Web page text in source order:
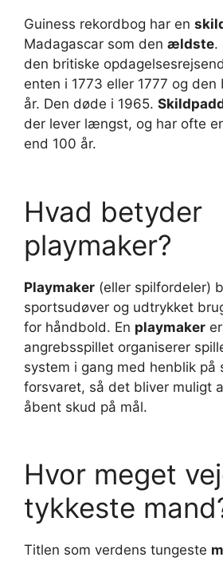
Guiness rekordbog har en
Madagascar som den ældste.
den britiske
enten i 1773 eller 1777 og den
år. Den døde i 1965.
der lever længst, og har ofte
end 100 år.
Hvad betyder
playmaker?
Playmaker (eller spilfordeler)
sportsudøver og udtrykket
for håndbold. En playmaker
angrebsspillet organiserer
system i gang med henblik på
forsvaret, så det bliver muligt
åbent skud på mål.
Hvor meget
tykkeste
Titlen som verdens tungeste